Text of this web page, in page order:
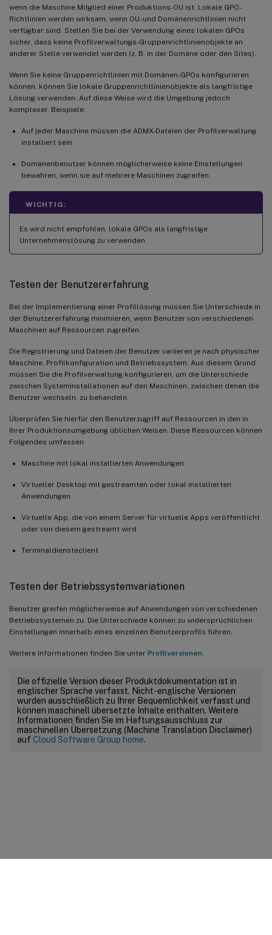
wenn die Maschine Mitglied einer Produktions-OU ist. Lokale GPO-
Richtlinien werden wirksam, wenn OU- und Domänenrichtlinien nicht
verfügbar sind. Stellen Sie bei der Verwendung eines lokalen GPOs
sicher, dass keine Profilverwaltungs-Gruppenrichtlinienobjekte an
anderer Stelle verwendet werden (z. B. in der Domäne oder den Sites).
Wenn Sie keine Gruppenrichtlinien mit Domänen-GPOs konfigurieren
können, können Sie lokale Gruppenrichtlinienobjekte als langfristige
Lösung verwenden. Auf diese Weise wird die Umgebung jedoch
komplexer. Beispiele:
Auf jeder Maschine müssen die ADMX-Dateien der Profilverwaltung
installiert sein.
Domänenbenutzer können möglicherweise keine Einstellungen
bewahren, wenn sie auf mehrere Maschinen zugreifen.
WICHTIG:
Es wird nicht empfohlen, lokale GPOs als langfristige
Unternehmenslösung zu verwenden.
Testen der Benutzererfahrung
Bei der Implementierung einer Profillösung müssen Sie Unterschiede in
der Benutzererfahrung minimieren, wenn Benutzer von verschiedenen
Maschinen auf Ressourcen zugreifen.
Die Registrierung und Dateien der Benutzer variieren je nach physischer
Maschine, Profilkonfiguration und Betriebssystem. Aus diesem Grund
müssen Sie die Profilverwaltung konfigurieren, um die Unterschiede
zwischen Systeminstallationen auf den Maschinen, zwischen denen die
Benutzer wechseln, zu behandeln.
Überprüfen Sie hierfür den Benutzerzugriff auf Ressourcen in den in
Ihrer Produktionsumgebung üblichen Weisen. Diese Ressourcen können
Folgendes umfassen:
Maschine mit lokal installierten Anwendungen
Virtueller Desktop mit gestreamten oder lokal installierten
Anwendungen
Virtuelle App, die von einem Server für virtuelle Apps veröffentlicht
oder von diesem gestreamt wird
Terminaldiensteclient
Testen der Betriebssystemvariationen
Benutzer greifen möglicherweise auf Anwendungen von verschiedenen
Betriebssystemen zu. Die Unterschiede können zu widersprüchlichen
Einstellungen innerhalb eines einzelnen Benutzerprofils führen.
Weitere Informationen finden Sie unter Profilversionen
Die offizielle Version dieser Produktdokumentation ist in
englischer Sprache verfasst. Nicht-englische Versionen
wurden ausschließlich zu Ihrer Bequemlichkeit verfasst und
können maschinell übersetzte Inhalte enthalten. Weitere
Informationen finden Sie im Haftungsausschluss zur
maschinellen Übersetzung (Machine Translation Disclaimer)
auf Cloud Software Group home.